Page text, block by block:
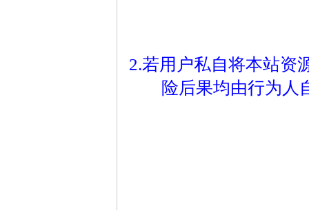
2.若用户私自将本站资
险后果均由行为人